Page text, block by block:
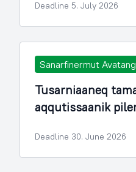
Deadline 5. July 2026
Sanarfinermut
Tusarniaaneq
aqqutissaanik
Deadline 30. June 2026